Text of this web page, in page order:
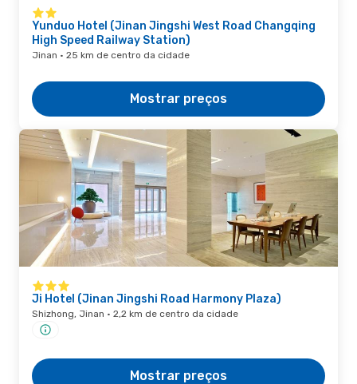
Yunduo Hotel (Jinan Jingshi West Road Changqing
High Speed Railway Station)
Jinan · 25 km de centro da cidade
Mostrar preços
Ji Hotel (Jinan Jingshi Road Harmony Plaza)
Shizhong, Jinan · 2,2 km de centro da cidade
Mostrar preços